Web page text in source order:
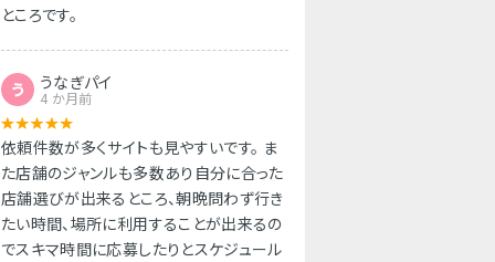
ところです。
う うなぎパイ
4 か月前
依頼件数が多くサイトも見やすいです。 ま
た店舗のジャンルも多数あり自分に合った
店舗選びが出来るところ、朝晩問わず行き
たい時間、場所に利用することが出来るの
でスキマ時間に応募したりとスケジュール